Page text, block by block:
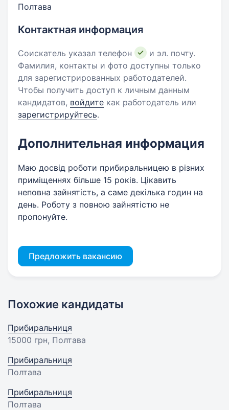
Полтава
Контактная информация
Соискатель указал телефон
и эл. почту.
Фамилия, контакты и фото доступны только
для зарегистрированных работодателей.
Чтобы получить доступ к личным данным
кандидатов, войдите как работодатель или
зарегистрируйтесь.
Дополнительная информация
Маю досвід роботи прибиральницею в різних
приміщеннях більше 15 років. Цікавить
неповна зайнятість, а саме декілька годин на
день. Роботу з повною зайнятістю не
пропонуйте.
Предложить вакансию
Похожие кандидаты
Прибиральниця
15000 грн, Полтава
Прибиральниця
Полтава
Прибиральниця
Полтава